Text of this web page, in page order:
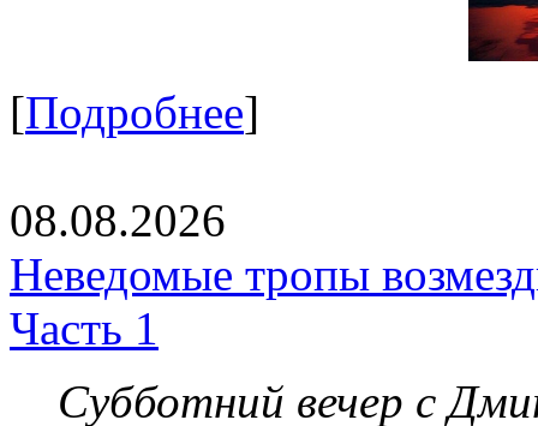
[Подробнее]
08.08.2026
Неведомые тропы
Часть 1
Субботний вечер с